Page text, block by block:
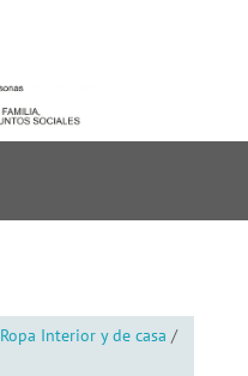
Ropa Interior y de casa /